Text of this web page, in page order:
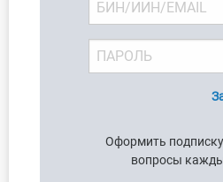
Тестирование для
Оформить
вопросы